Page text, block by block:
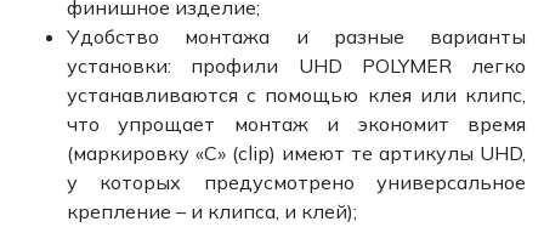
финишное изделие;
Удобство монтажа и разные варианты
установки: профили UHD POLYMER легко
устанавливаются с помощью клея или клипс,
что упрощает монтаж и экономит время
(маркировку «C» (clip) имеют те артикулы UHD,
у которых предусмотрено универсальное
крепление – и клипса, и клей);